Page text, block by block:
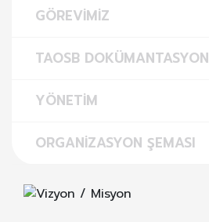
GÖREVIMIZ
TAOSB DOKÜMANTASYON
YÖNETIM
ORGANIZASYON ŞEMASI